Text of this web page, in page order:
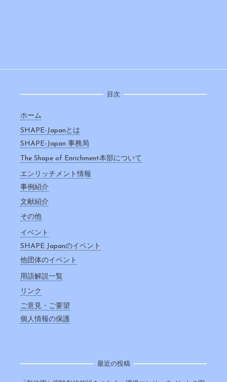
目次
ホーム
SHAPE-Japanとは
SHAPE-Japan 事務局
The Shape of Enrichment本部について
エンリッチメント情報
事例紹介
文献紹介
その他
イベント
SHAPE Japanのイベント
他団体のイベント
用語解説一覧
リンク
ご意見・ご要望
個人情報の保護
最近の投稿